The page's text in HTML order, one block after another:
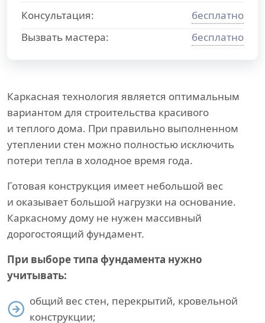
Консультация:
бесплатно
Вызвать мастера:
бесплатно
Каркасная технология является оптимальным
вариантом для строительства красивого
и теплого дома. При правильно выполненном
утеплении стен можно полностью исключить
потери тепла в холодное время года.
Готовая конструкция имеет небольшой вес
и оказывает большой нагрузки на основание.
Каркасному дому не нужен массивный
дорогостоящий фундамент.
При выборе типа фундамента нужно
учитывать:
общий вес стен, перекрытий, кровельной
конструкции;